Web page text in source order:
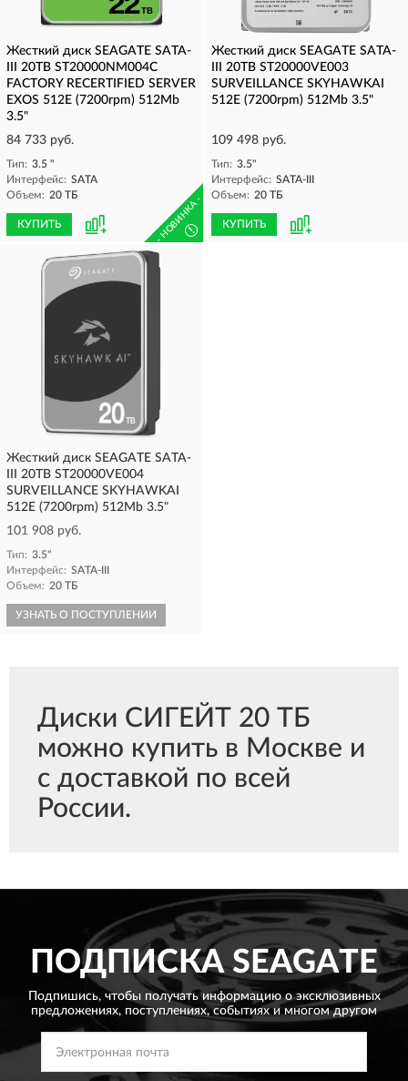
Жесткий диск SEAGATE SATA-
III 20TB ST20000NM004C
FACTORY RECERTIFIED SERVER
EXOS 512E (7200rpm) 512Mb
3.5"
84 733 руб.
Тип: 3.5 "
Интерфейс: SATA
Объем: 20 ТБ
КУПИТЬ - НОВИНКА -
!
Жесткий диск SEAGATE SATA-
III 20TB ST20000VE003
SURVEILLANCE SKYHAWKAI
512E (7200rpm) 512Mb 3.5"
109 498 руб.
Тип: 3.5"
Интерфейс: SATA-III
Объем: 20 ТБ
КУПИТЬ
Жесткий диск SEAGATE SATA-
III 20TB ST20000VE004
SURVEILLANCE SKYHAWKAI
512E (7200rpm) 512Mb 3.5"
101 908 руб.
Тип: 3.5"
Интерфейс: SATA-III
Объем: 20 ТБ
УЗНАТЬ О ПОСТУПЛЕНИИ
Диски СИГЕЙТ 20 ТБ
можно купить в Москве и
с доставкой по всей
России.
ПОДПИСКА SEAGATE
Подпишись, чтобы получать информацию о эксклюзивных
предложениях, поступлениях, событиях и многом другом